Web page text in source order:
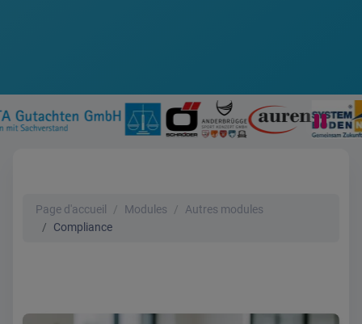
Page d'accueil Modules
Autres modules
Compliance